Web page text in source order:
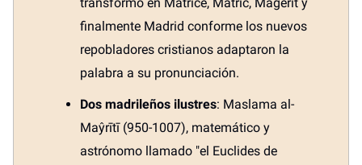
finalmente Madrid conforme los nuevos
repobladores cristianos adaptaron la
palabra a su pronunciación.
Dos madrileños ilustres: Maslama al-
Maŷrītī (950-1007), matemático y
astrónomo llamado "el Euclides de